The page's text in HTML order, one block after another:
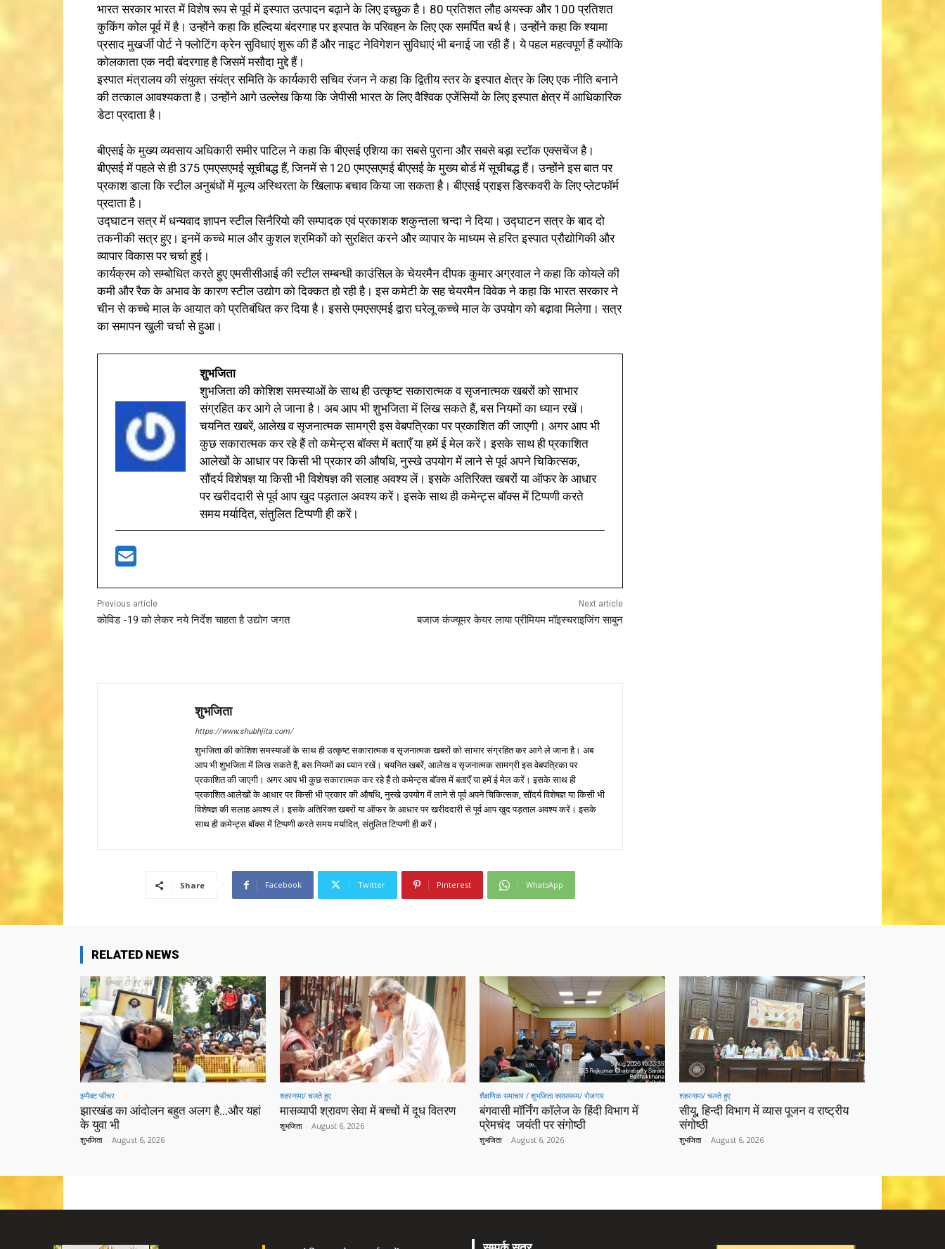
भारत सरकार भारत में विशेष रूप से पूर्व में इस्पात उत्पादन बढ़ाने के लिए इच्छुक है। 80 प्रतिशत लौह अयस्क और 100 प्रतिशत
कुकिंग कोल पूर्व में है। उन्होंने कहा कि हल्दिया बंदरगाह पर इस्पात के परिवहन के लिए एक समर्पित बर्थ है। उन्होंने कहा कि श्यामा
प्रसाद मुखर्जी पोर्ट ने फ्लोटिंग क्रेन सुविधाएं शुरू की हैं और नाइट नेविगेशन सुविधाएं भी बनाई जा रही हैं। ये पहल महत्वपूर्ण हैं क्योंकि
कोलकाता एक नदी बंदरगाह है जिसमें मसौदा मुद्दे हैं।
इस्पात मंत्रालय की संयुक्त संयंत्र समिति के कार्यकारी सचिव रंजन ने कहा कि द्वितीय स्तर के इस्पात क्षेत्र के लिए एक नीति बनाने
की तत्काल आवश्यकता है। उन्होंने आगे उल्लेख किया कि जेपीसी भारत के लिए वैश्विक एजेंसियों के लिए इस्पात क्षेत्र में आधिकारिक
डेटा प्रदाता है।
बीएसई के मुख्य व्यवसाय अधिकारी समीर पाटिल ने कहा कि बीएसई एशिया का सबसे पुराना और सबसे बड़ा स्टॉक एक्सचेंज है।
बीएसई में पहले से ही 375 एमएसएमई सूचीबद्ध हैं, जिनमें से 120 एमएसएमई बीएसई के मुख्य बोर्ड में सूचीबद्ध हैं। उन्होंने इस बात पर
प्रकाश डाला कि स्टील अनुबंधों में मूल्य अस्थिरता के खिलाफ बचाव किया जा सकता है। बीएसई प्राइस डिस्कवरी के लिए प्लेटफॉर्म
प्रदाता है।
उद्घाटन सत्र में धन्यवाद ज्ञापन स्टील सिनैरियो की सम्पादक एवं प्रकाशक शकुन्तला चन्दा ने दिया। उद्घाटन सत्र के बाद दो
तकनीकी सत्र हुए। इनमें कच्चे माल और कुशल श्रमिकों को सुरक्षित करने और व्यापार के माध्यम से हरित इस्पात प्रौद्योगिकी और
व्यापार विकास पर चर्चा हुई।
कार्यक्रम को सम्बोधित करते हुए एमसीसीआई की स्टील सम्बन्धी काउंसिल के चेयरमैन दीपक कुमार अग्रवाल ने कहा कि कोयले की
कमी और रैक के अभाव के कारण स्टील उद्योग को दिक्कत हो रही है। इस कमेटी के सह चेयरमैन विवेक ने कहा कि भारत सरकार ने
चीन से कच्चे माल के आयात को प्रतिबंधित कर दिया है। इससे एमएसएमई द्वारा घरेलू कच्चे माल के उपयोग को बढ़ावा मिलेगा। सत्र
का समापन खुली चर्चा से हुआ।
शुभजिता
शुभजिता की कोशिश समस्याओं के साथ ही उत्कृष्ट सकारात्मक व सृजनात्मक खबरों को साभार
संग्रहित कर आगे ले जाना है। अब आप भी शुभजिता में लिख सकते हैं, बस नियमों का ध्यान रखें।
चयनित खबरें, आलेख व सृजनात्मक सामग्री इस वेबपत्रिका पर प्रकाशित की जाएगी। अगर आप भी
कुछ सकारात्मक कर रहे हैं तो कमेन्ट्स बॉक्स में बताएँ या हमें ई मेल करें। इसके साथ ही प्रकाशित
आलेखों के आधार पर किसी भी प्रकार की औषधि, नुस्खे उपयोग में लाने से पूर्व अपने चिकित्सक,
सौंदर्य विशेषज्ञ या किसी भी विशेषज्ञ की सलाह अवश्य लें। इसके अतिरिक्त खबरों या ऑफर के आधार
पर खरीददारी से पूर्व आप खुद पड़ताल अवश्य करें। इसके साथ ही कमेन्ट्स बॉक्स में टिप्पणी करते
समय मर्यादित, संतुलित टिप्पणी ही करें।
Previous article
कोविड -19 को लेकर नये निर्देश चाहता है उद्योग जगत
Next article
बजाज कंज्यूमर केयर लाया प्रीमियम मॉइस्चराइजिंग साबुन
शुभजिता
https://www.shubhjita.com/
शुभजिता की कोशिश समस्याओं के साथ ही उत्कृष्ट सकारात्मक व सृजनात्मक खबरों को साभार संग्रहित कर आगे ले जाना है। अब
आप भी शुभजिता में लिख सकते हैं, बस नियमों का ध्यान रखें। चयनित खबरें, आलेख व सृजनात्मक सामग्री इस वेबपत्रिका पर
प्रकाशित की जाएगी। अगर आप भी कुछ सकारात्मक कर रहे हैं तो कमेन्ट्स बॉक्स में बताएँ या हमें ई मेल करें। इसके साथ ही
प्रकाशित आलेखों के आधार पर किसी भी प्रकार की औषधि, नुस्खे उपयोग में लाने से पूर्व अपने चिकित्सक, सौंदर्य विशेषज्ञ या किसी भी
विशेषज्ञ की सलाह अवश्य लें। इसके अतिरिक्त खबरों या ऑफर के आधार पर खरीददारी से पूर्व आप खुद पड़ताल अवश्य करें। इसके
साथ ही कमेन्ट्स बॉक्स में टिप्पणी करते समय मर्यादित, संतुलित टिप्पणी ही करें।
Share Facebook Twitter Pinterest WhatsApp
RELATED NEWS
इम्पैक्ट फीचर
झारखंड का आंदोलन बहुत अलग है…और यहां
के युवा भी
शुभजिता - August 6, 2026
शहरनामा/ चलते हुए
मासव्यापी श्रावण सेवा में बच्चों में दूध वितरण
शुभजिता - August 6, 2026
शैक्षणिक समाचार / शुभजिता क्सासरूम/ रोजगार
बंगवासी मॉर्निंग कॉलेज के हिंदी विभाग में
प्रेमचंद जयंती पर संगोष्ठी
शुभजिता - August 6, 2026
शहरनामा/ चलते हुए
सीयू, हिन्दी विभाग में व्यास पूजन व राष्ट्रीय
संगोष्ठी
शुभजिता - August 6, 2026